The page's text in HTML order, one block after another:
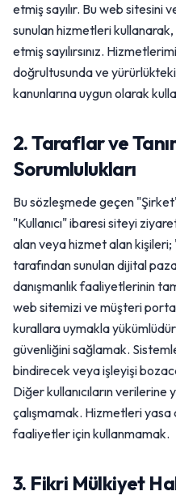
etmiş sayılır. Bu web sitesini
sunulan hizmetleri kullanarak,
etmiş sayılırsınız.
doğrultusunda ve
kanunlarına uygun olarak
2. Taraflar ve
Sorumlulukları
Bu sözleşmede geçen
"Kullanıcı" ibaresi siteyi
alan veya hizmet alan
tarafından sunulan dijital
danışmanlık faaliyetlerinin
web sitemizi ve müşteri
kurallara uymakla
güvenliğini sağlamak.
bindirecek veya işleyişi
Diğer kullanıcıların
çalışmamak. Hizmetleri yasa
faaliyetler için kullanmamak.
3. Fikri Mülkiyet